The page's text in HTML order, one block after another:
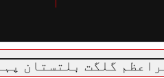
بلتستان پہنچ گئے